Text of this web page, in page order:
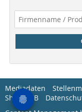
Mediadaten
Shop-AGB